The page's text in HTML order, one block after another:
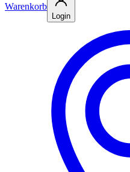
Warenkorb
Login